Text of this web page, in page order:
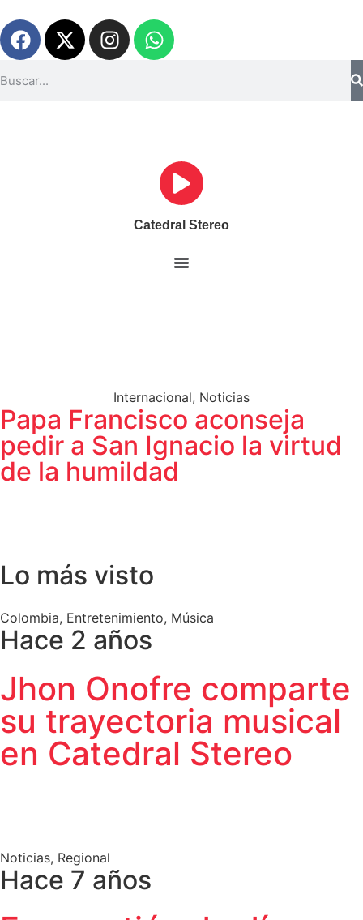
Catedral Stereo
Internacional, Noticias
Papa Francisco aconseja
pedir a San Ignacio la virtud
de la humildad
Lo más visto
Colombia, Entretenimiento, Música
Hace 2 años
Jhon Onofre comparte
su trayectoria musical
en Catedral Stereo
Noticias, Regional
Hace 7 años